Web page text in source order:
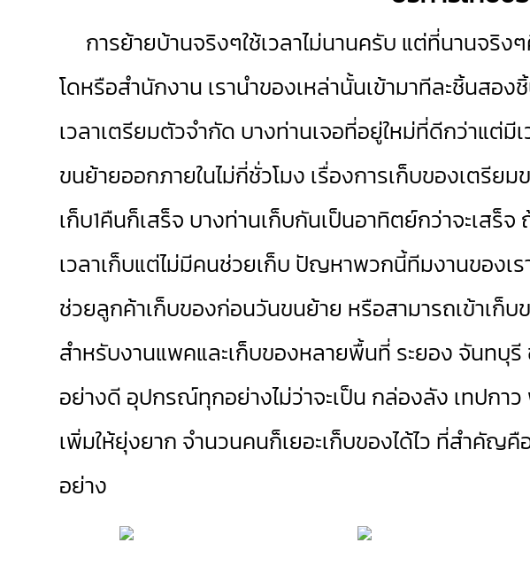
การย้ายบ้านจริงๆใช้เวลาไม่นานครับ แต่ที่นานจริง
โดหรือสำนักงาน เรานำของเหล่านั้นเข้ามาทีละชิ้นสอ
เวลาเตรียมตัวจำกัด บางท่านเจอที่อยู่ใหม่ที่ดีกว่าแต่
ขนย้ายออกภายในไม่กี่ชั่วโมง เรื่องการเก็บของเตรีย
เก็บ1คืนก็เสร็จ บางท่านเก็บกันเป็นอาทิตย์กว่าจะเสร็
เวลาเก็บแต่ไม่มีคนช่วยเก็บ ปัญหาพวกนี้ทีมงานของเ
ช่วยลูกค้าเก็บของก่อนวันขนย้าย หรือสามารถเข้าเก็
สำหรับงานแพคและเก็บของหลายพื้นที่ ระยอง จันทบุ
อย่างดี อุปกรณ์ทุกอย่างไม่ว่าจะเป็น กล่องลัง เทปกา
เพิ่มให้ยุ่งยาก จำนวนคนก็เยอะเก็บของได้ไว ที่สำคัญ
อย่าง